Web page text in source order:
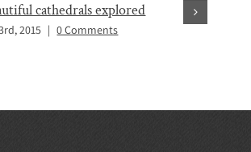
cathedrals explored
2015 | 0 Comments